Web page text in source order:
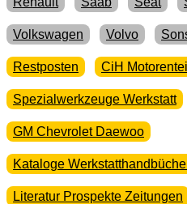
Volkswagen Volvo
Restposten CiH
Spezialwerkzeuge Werkstatt
GM Chevrolet Daewoo
Kataloge
Literatur Prospekte Zeitungen